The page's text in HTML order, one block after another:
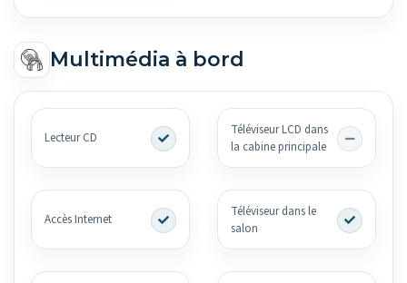
Multimédia à bord
Lecteur CD
Téléviseur LCD dans
la cabine principale
Accès Internet
Téléviseur dans le
salon